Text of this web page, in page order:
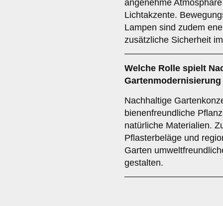
angenehme
Lichtakzente.
Lampen sind zudem
zusätzliche Sicherheit
Welche Rolle spielt
Nachhaltige
bienenfreundliche
natürliche Materialien.
Pflasterbeläge und
Garten
gestalten.